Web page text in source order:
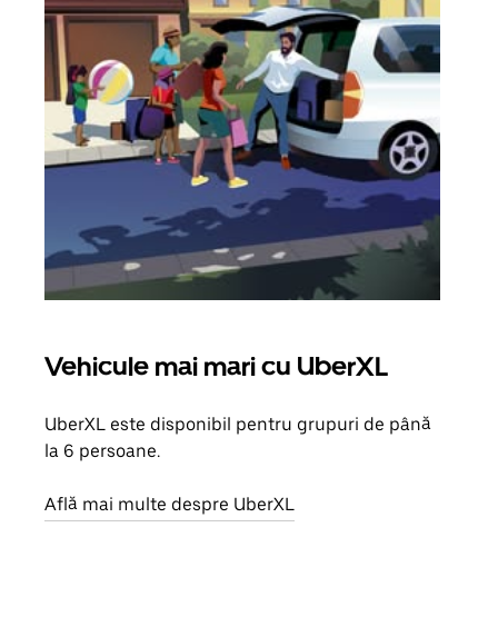
Vehicule mai mari cu UberXL
UberXL este disponibil pentru grupuri de până
la 6 persoane.
Află mai multe despre UberXL